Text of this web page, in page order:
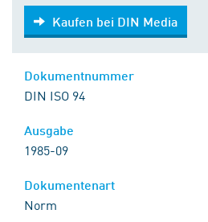
Kaufen bei DIN Media
Kaufen bei DIN Media
DIN ISO 94
1985-09
Norm